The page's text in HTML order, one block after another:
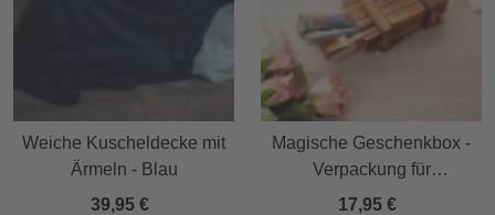
Weiche Kuscheldecke mit
Ärmeln - Blau
39,95 €
Magische Geschenkbox -
Verpackung für
Geldgeschenke
17,95 €